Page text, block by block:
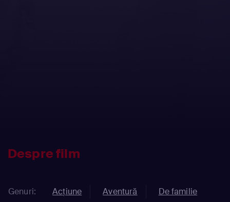
Despre film
Genuri: Acțiune Aventură
De familie